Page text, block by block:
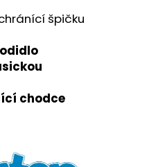
špičku
chodce